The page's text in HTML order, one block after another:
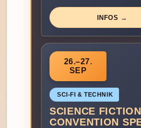
INFOS →
26.–27.
SEP
SCI‑FI & TECHNIK
SCIENCE FICTION
CONVENTION